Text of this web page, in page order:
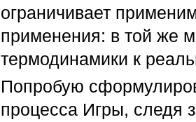
ограничивает
применения: в той же
термодинамики к
Попробую
процесса Игры, следя